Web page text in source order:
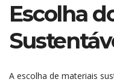
Escolha
A escolha de materiais